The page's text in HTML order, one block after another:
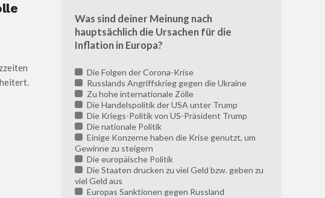
Was sind deiner Meinung nach
hauptsächlich die Ursachen für die
Inflation in Europa?
Die Folgen der Corona-Krise
Russlands Angriffskrieg gegen die Ukraine
Zu hohe internationale Zölle
Die Handelspolitik der USA unter Trump
Die Kriegs-Politik von US-Präsident Trump
Die nationale Politik
Einige Konzerne haben die Krise genutzt, um
Gewinne zu steigern
Die europäische Politik
Die Staaten drucken zu viel Geld bzw. geben zu
viel Geld aus
Europas Sanktionen gegen Russland